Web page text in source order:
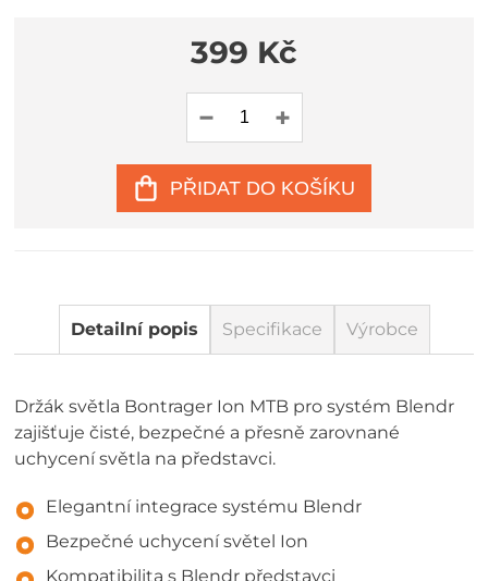
399 Kč
PŘIDAT DO KOŠÍKU
Detailní popis Specifikace Výrobce
Držák světla Bontrager Ion MTB pro systém Blendr
zajišťuje čisté, bezpečné a přesně zarovnané
uchycení světla na představci.
Elegantní integrace systému Blendr
Bezpečné uchycení světel Ion
Kompatibilita s Blendr představci